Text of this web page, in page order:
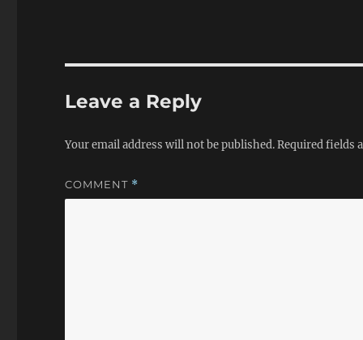
Leave a Reply
Your email address will not be published.Required fields
COMMENT *